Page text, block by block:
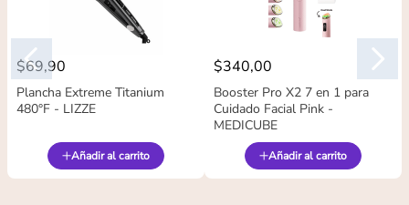
$69,90
Plancha Extreme Titanium
480°F - LIZZE
Añadir al carrito
$340,00
Booster Pro X2 7 en 1 para
Cuidado Facial Pink -
MEDICUBE
Añadir al carrito